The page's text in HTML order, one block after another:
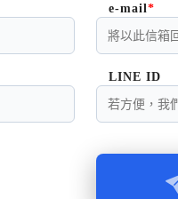
e-mail
LINE ID